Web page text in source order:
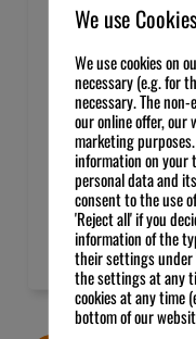
NICHT VORRÄTIG
etolmat ZDE 1 mit
Zubehör
139,00€ Preis zzgl. MwSt.
exkl. 19 % MwSt.
Kostenloser Versand
WEITERLESEN
We use Cookies
We use cookies on
necessary (e.g. for
necessary. The
our online offer, our
marketing
information on your
personal data and
consent to the use
'Reject all' if you
information of the
their settings under
the settings at any
cookies at any time
bottom of our